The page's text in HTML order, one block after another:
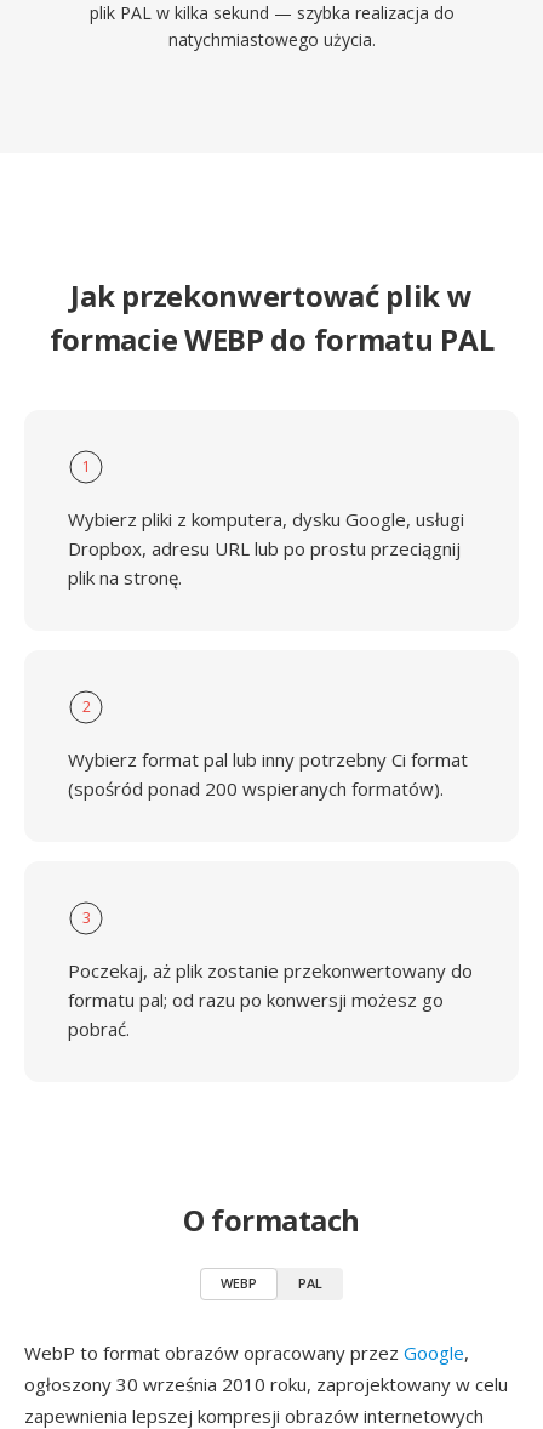
plik PAL w kilka sekund — szybka realizacja do
natychmiastowego użycia.
Jak przekonwertować plik w
formacie WEBP do formatu PAL
1
Wybierz pliki z komputera, dysku Google, usługi
Dropbox, adresu URL lub po prostu przeciągnij
plik na stronę.
2
Wybierz format pal lub inny potrzebny Ci format
(spośród ponad 200 wspieranych formatów).
3
Poczekaj, aż plik zostanie przekonwertowany do
formatu pal; od razu po konwersji możesz go
pobrać.
O formatach
WEBP PAL
WebP to format obrazów opracowany przez Google,
ogłoszony 30 września 2010 roku, zaprojektowany w celu
zapewnienia lepszej kompresji obrazów internetowych